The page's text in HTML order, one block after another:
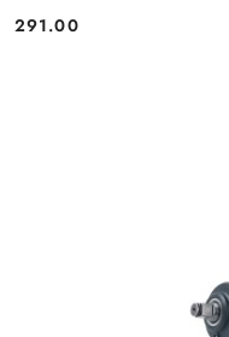
Cena:
291.00